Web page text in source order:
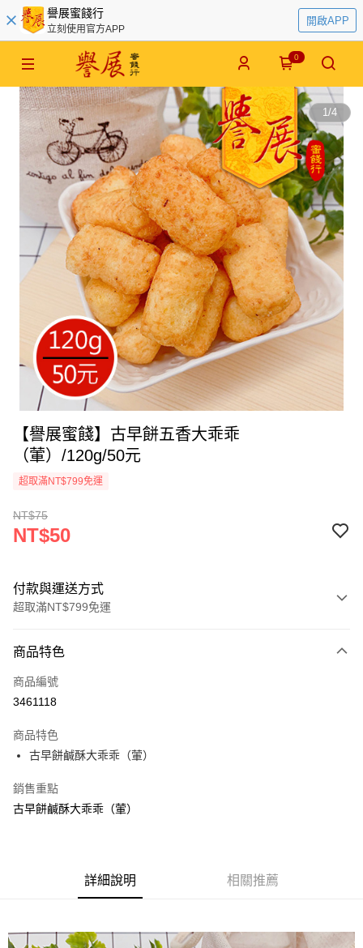
譽展蜜餞行
立刻使用官方APP
開啟APP
0
1/4
【譽展蜜餞】古早餅五香大乖乖
（葷）/120g/50元
超取滿NT$799免運
NT$75
NT$50
付款與運送方式
超取滿NT$799免運
信用卡一次付款
超商取貨付款
Apple Pay
街口支付
悠遊付
運送方式
商品特色
商品編號
3461118
商品特色
古早餅鹹酥大乖乖（葷）
銷售重點
古早餅鹹酥大乖乖（葷）
詳細說明 相關推薦